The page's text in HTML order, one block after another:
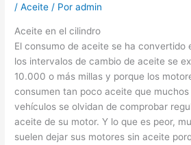
/Aceite / Poradmin
Aceite en el cilindro
El consumo de aceite se ha convertido
los intervalos de cambio de aceite se
10.000 o más millas y porque los
consumen tan poco aceite que
vehículos se olvidan de comprobar
aceite de su motor. Y lo que es peor,
suelen dejar sus motores sin aceite